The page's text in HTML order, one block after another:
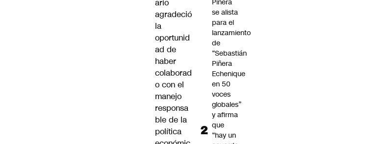
ario
agradeció
la
oportunid
ad de
haber
colaborad
o con el
manejo
responsa
ble de la
política
Piñera
se alista
para el
lanzamiento
de
“Sebastián
Piñera
Echenique
en 50
voces
globales”
y afirma
que
“hay un